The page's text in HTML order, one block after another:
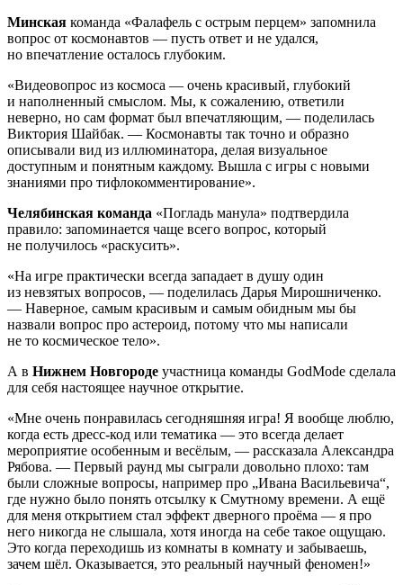
Минская команда «Фалафель с острым перцем» запомнила
вопрос от космонавтов — пусть ответ и не удался,
но впечатление осталось глубоким.
«Видеовопрос из космоса — очень красивый, глубокий
и наполненный смыслом. Мы, к сожалению, ответили
неверно, но сам формат был впечатляющим, — поделилась
Виктория Шайбак. — Космонавты так точно и образно
описывали вид из иллюминатора, делая визуальное
доступным и понятным каждому. Вышла с игры с новыми
знаниями про тифлокомментирование».
Челябинская команда «Погладь манула» подтвердила
правило: запоминается чаще всего вопрос, который
не получилось «раскусить».
«На игре практически всегда западает в душу один
из невзятых вопросов, — поделилась Дарья Мирошниченко.
— Наверное, самым красивым и самым обидным мы бы
назвали вопрос про астероид, потому что мы написали
не то космическое тело».
А в Нижнем Новгороде участница команды GodMode сделала
для себя настоящее научное открытие.
«Мне очень понравилась сегодняшняя игра! Я вообще люблю,
когда есть дресс-код или тематика — это всегда делает
мероприятие особенным и весёлым, — рассказала Александра
Рябова. — Первый раунд мы сыграли довольно плохо: там
были сложные вопросы, например про „Ивана Васильевича“,
где нужно было понять отсылку к Смутному времени. А ещё
для меня открытием стал эффект дверного проёма — я про
него никогда не слышала, хотя иногда на себе такое ощущаю.
Это когда переходишь из комнаты в комнату и забываешь,
зачем шёл. Оказывается, это реальный научный феномен!»